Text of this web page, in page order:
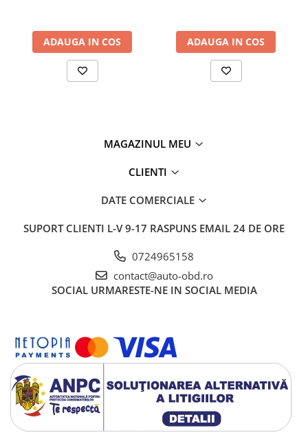
ADAUGA IN COS ADAUGA IN COS
MAGAZINUL MEU
CLIENTI
DATE COMERCIALE
SUPORT CLIENTI L-V 9-17 RASPUNS EMAIL 24 DE ORE
0724965158
contact@auto-obd.ro
SOCIAL URMARESTE-NE IN SOCIAL MEDIA